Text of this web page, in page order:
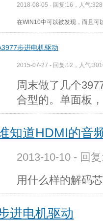
2018-08-05 - 回复:16，人气
在WIN10中可以被发现，而且可
步进电机驱动
2015-07-27 - 回复:12，人气
周末做了几个
合型的。单面板
知道HDMI的音
2013-10-10 - 回
用什么样的解码
进电机驱动